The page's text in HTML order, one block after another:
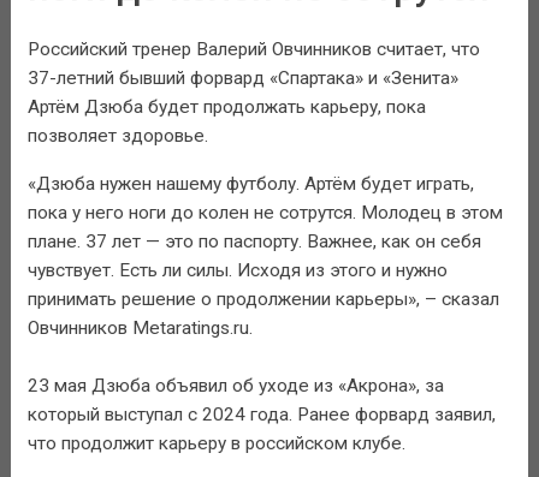
Российский тренер Валерий Овчинников считает, что
37-летний бывший форвард «Спартака» и «Зенита»
Артём Дзюба будет продолжать карьеру, пока
позволяет здоровье.
«Дзюба нужен нашему футболу. Артём будет играть,
пока у него ноги до колен не сотрутся. Молодец в этом
плане. 37 лет — это по паспорту. Важнее, как он себя
чувствует. Есть ли силы. Исходя из этого и нужно
принимать решение о продолжении карьеры», – сказал
Овчинников Metaratings.ru.
23 мая Дзюба объявил об уходе из «Акрона», за
который выступал с 2024 года. Ранее форвард заявил,
что продолжит карьеру в российском клубе.